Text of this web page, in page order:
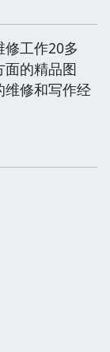
工作20多
面的精品图
维修和写作经